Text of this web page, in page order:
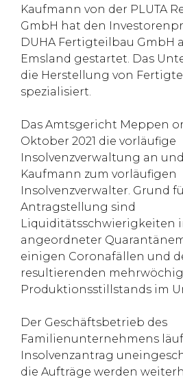
Kaufmann von der PLUTA
GmbH hat den
DUHA Fertigteilbau GmbH
Emsland gestartet. Das
die Herstellung von
spezialisiert.
Das Amtsgericht Meppen
Oktober 2021 die vorläufige
Insolvenzverwaltung an
Kaufmann zum vorläufigen
Insolvenzverwalter. Grund
Antragstellung sind
Liquiditätsschwierigkeiten
angeordneter
einigen Coronafällen und
resultierenden
Produktionsstillstands im
Der Geschäftsbetrieb des
Familienunternehmens
Insolvenzantrag
die Aufträge werden